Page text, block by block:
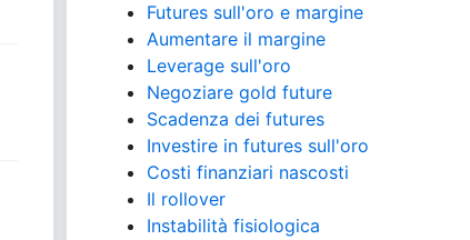
Futures sull'oro e margine
Aumentare il margine
Leverage sull'oro
Negoziare gold future
Scadenza dei futures
Investire in futures sull'oro
Costi finanziari nascosti
Il rollover
Instabilità fisiologica